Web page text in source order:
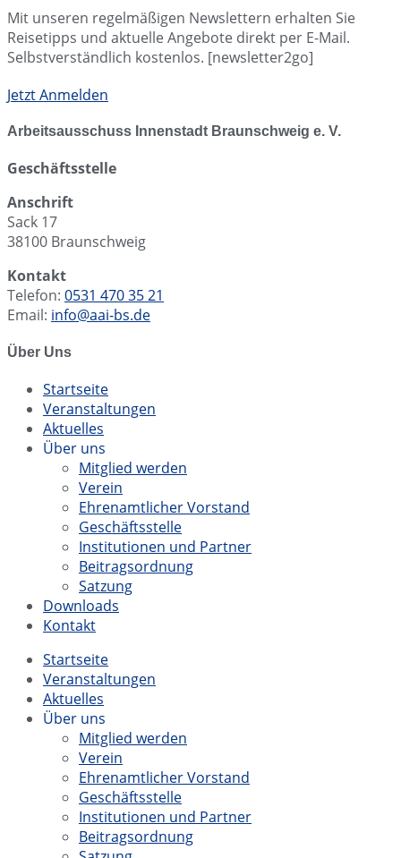
Mit unseren regelmäßigen Newslettern erhalten Sie
Reisetipps und aktuelle Angebote direkt per E-Mail.
Selbstverständlich kostenlos. [newsletter2go]
Jetzt Anmelden
Arbeitsausschuss Innenstadt Braunschweig e. V.
Geschäftsstelle
Anschrift
Sack 17
38100 Braunschweig
Kontakt
Telefon: 0531 470 35 21
Email: info@aai-bs.de
Über Uns
Startseite
Veranstaltungen
Aktuelles
Über uns
Mitglied werden
Verein
Ehrenamtlicher Vorstand
Geschäftsstelle
Institutionen und Partner
Beitragsordnung
Satzung
Downloads
Kontakt
Startseite
Veranstaltungen
Aktuelles
Über uns
Mitglied werden
Verein
Ehrenamtlicher Vorstand
Geschäftsstelle
Institutionen und Partner
Beitragsordnung